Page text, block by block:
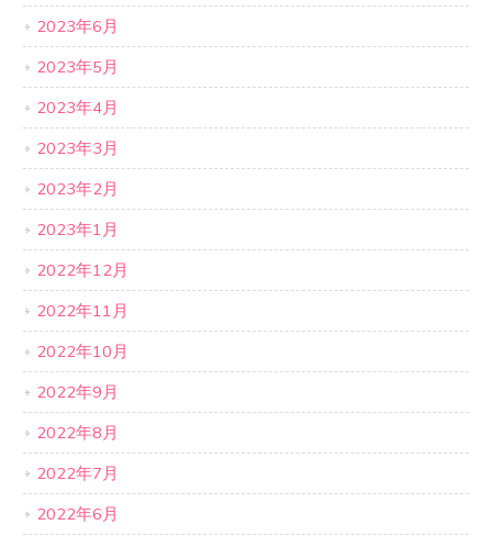
2023年6月
2023年5月
2023年4月
2023年3月
2023年2月
2023年1月
2022年12月
2022年11月
2022年10月
2022年9月
2022年8月
2022年7月
2022年6月